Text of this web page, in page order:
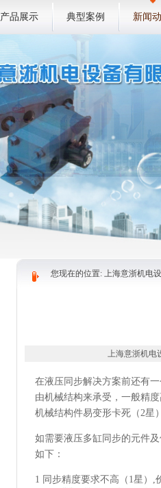
产品展示 典型案例 新闻
您现在的位置: 上海意浙机电
上海意浙机电
在液压同步解决方案前还有
由机械结构来承受，一般精
机械结构件易变形卡死（2星
如需要液压多缸同步的元件
如下：
1 同步精度要求不高（1星）,